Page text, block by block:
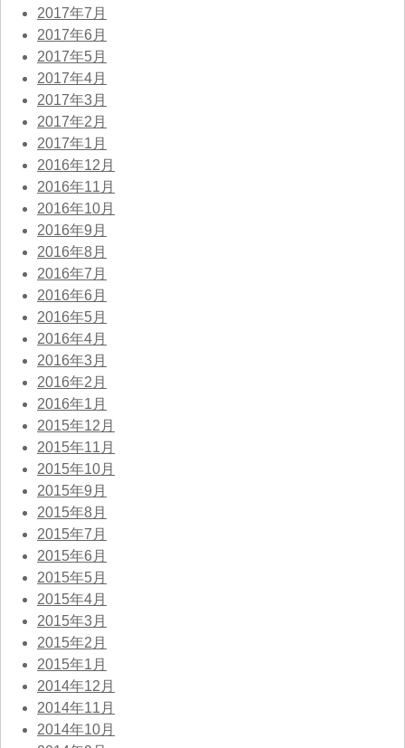
2017年7月
2017年6月
2017年5月
2017年4月
2017年3月
2017年2月
2017年1月
2016年12月
2016年11月
2016年10月
2016年9月
2016年8月
2016年7月
2016年6月
2016年5月
2016年4月
2016年3月
2016年2月
2016年1月
2015年12月
2015年11月
2015年10月
2015年9月
2015年8月
2015年7月
2015年6月
2015年5月
2015年4月
2015年3月
2015年2月
2015年1月
2014年12月
2014年11月
2014年10月